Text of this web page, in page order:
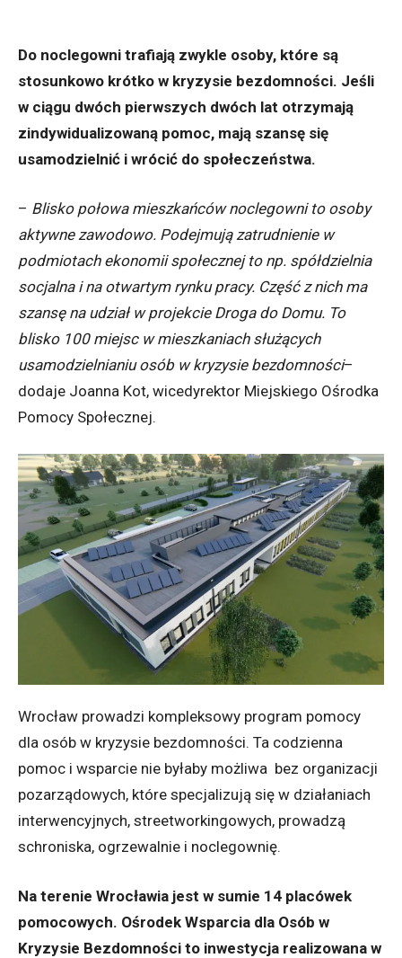
Do noclegowni trafiają zwykle osoby, które są
stosunkowo krótko w kryzysie bezdomności. Jeśli
w ciągu dwóch pierwszych dwóch lat otrzymają
zindywidualizowaną pomoc, mają szansę się
usamodzielnić i wrócić do społeczeństwa.
– Blisko połowa mieszkańców noclegowni to osoby
aktywne zawodowo. Podejmują zatrudnienie w
podmiotach ekonomii społecznej to np. spółdzielnia
socjalna i na otwartym rynku pracy. Część z nich ma
szansę na udział w projekcie Droga do Domu. To
blisko 100 miejsc w mieszkaniach służących
usamodzielnianiu osób w kryzysie bezdomności–
dodaje Joanna Kot, wicedyrektor Miejskiego Ośrodka
Pomocy Społecznej.
Wrocław prowadzi kompleksowy program pomocy
dla osób w kryzysie bezdomności. Ta codzienna
pomoc i wsparcie nie byłaby możliwa bez organizacji
pozarządowych, które specjalizują się w działaniach
interwencyjnych, streetworkingowych, prowadzą
schroniska, ogrzewalnie i noclegownię.
Na terenie Wrocławia jest w sumie 14 placówek
pomocowych. Ośrodek Wsparcia dla Osób w
Kryzysie Bezdomności to inwestycja realizowana w